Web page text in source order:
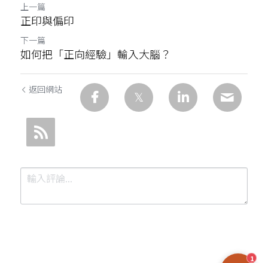
上一篇
正印與偏印
下一篇
如何把「正向經驗」輸入大腦？
返回網站
1